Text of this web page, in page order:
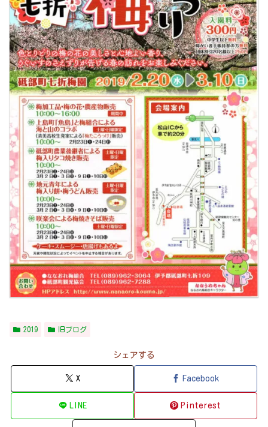
2019 旧ブログ
シェアする
X Facebook
LINE Pinterest